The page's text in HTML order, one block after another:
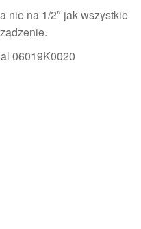
nie na 1/2″ jak wszystkie
06019K0020